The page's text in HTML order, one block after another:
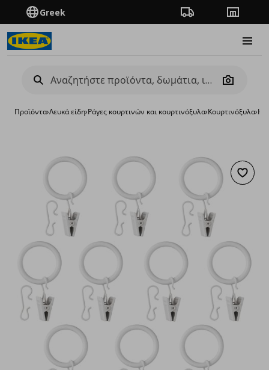
Greek Πορεία παραγγελίας
Camera
Προϊόντα›Λευκά είδη›Ράγες κουρτινών και κουρτινόξυλα›Κουρτινόξυλα›